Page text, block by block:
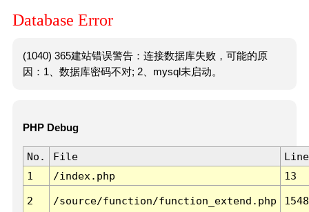
Database Error
(1040) 365建站错误警告：连接数据库失败，可能的原
因：1、数据库密码不对; 2、mysql未启动。
PHP Debug
No. File
Line
1
/index.php 13
2 /source/function/function_extend.php 1548